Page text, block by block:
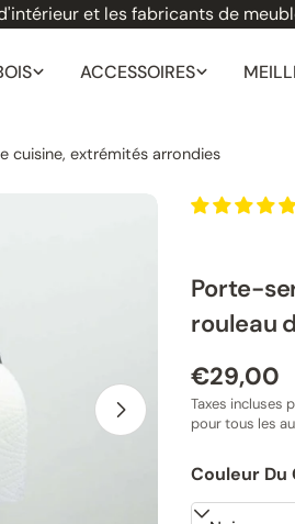
et les fabricants de
ACCESSOIRES
cuisine, extrémités arrondies
Ouvrir le
Porte-
rouleau
Prix
normal
€29,00
Taxes incluses
pour tous les
Couleur Du